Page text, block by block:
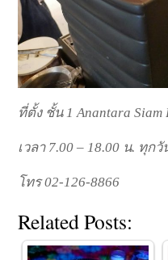
ที่ตั้ง ชั้น 1 Anantara Siam
เวลา 7.00 – 18.00 น. ทุกวั
โทร 02-126-8866
Related Posts: